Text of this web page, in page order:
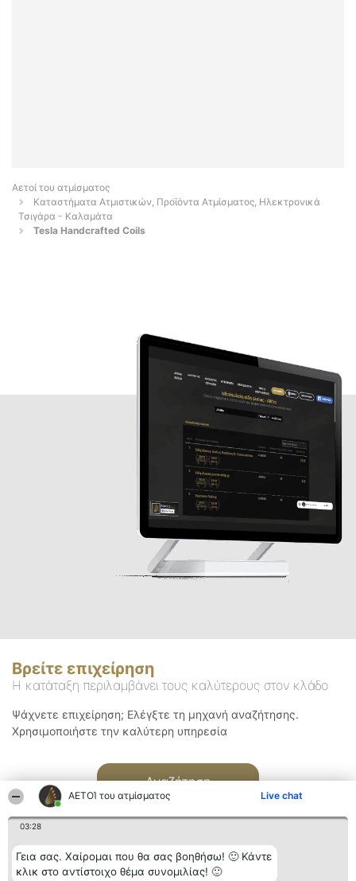
ΑΕΤΟΊ του ατμίσματος Live chat
03:28
Γεια σας. Χαίρομαι που θα σας βοηθήσω! 🙂 Κάντε
κλικ στο αντίστοιχο θέμα συνομιλίας! 🙂
Αετοί του ατμίσματος
Καταστήματα Ατμιστικών, Προϊόντα Ατμίσματος, Ηλεκτρονικά
Τσιγάρα - Καλαμάτα
Tesla Handcrafted Coils
Βρείτε επιχείρηση
Η κατάταξη περιλαμβάνει τους καλύτερους στον κλάδο
Ψάχνετε επιχείρηση; Ελέγξτε τη μηχανή αναζήτησης.
Χρησιμοποιήστε την καλύτερη υπηρεσία
Αναζήτηση